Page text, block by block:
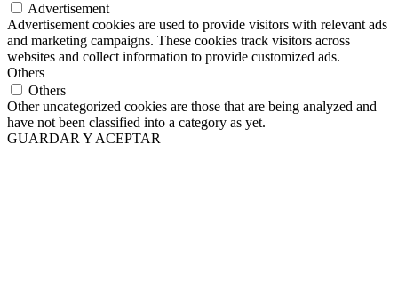
Advertisement
Advertisement cookies are used to provide visitors with relevant ads
and marketing campaigns. These cookies track visitors across
websites and collect information to provide customized ads.
Others
Others
Other uncategorized cookies are those that are being analyzed and
have not been classified into a category as yet.
GUARDAR Y ACEPTAR